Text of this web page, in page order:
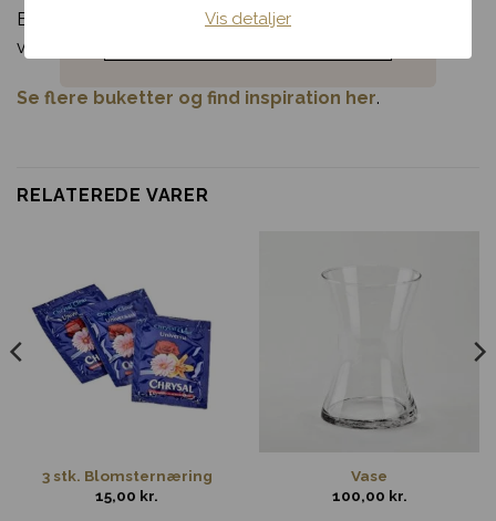
Vis detaljer
Bestil Hvid amaryllisdrøm i dag, og giv en hvid og grøn
vinterhilsen, der stråler af stil og omhu.
Se flere buketter og find inspiration her.
RELATEREDE VARER
3 stk. Blomsternæring
15,00 kr.
Vase
100,00 kr.
Noget andet